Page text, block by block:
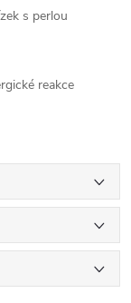
s perlou
reakce